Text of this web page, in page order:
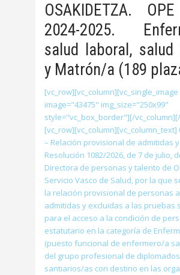
OSAKIDETZA.
2024-2025.
salud laboral, salud
y Matrón/a (189
[vc_row][vc_column][vc_single_image
image="43475" img_size="250x99"
style="vc_box_border"][/
[vc_row][vc_column][vc_column_text]
– Relación provisional de admitidas
Resolución 1082/2026, de 7 de julio,
Directora de personas y talento de
Servicio Vasco de Salud, por la que
la relación provisional de personas
admitidas y excluidas a las pruebas
para el acceso a la condición de
estatutario en la categoría de
(puesto funcional de enfermero/a
del grupo profesional de
santiarios/as con destino en las